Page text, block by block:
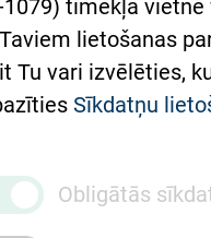
sūdzību
kārtība
pie mums nokļūt
1079) tīmekļa
lietošanas
Tu vari izvēlēties,
Sīkdatņu
Obligātās